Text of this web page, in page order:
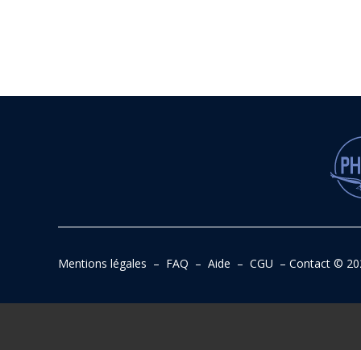
Mentions légales – FAQ – Aide – CGU – Contact©